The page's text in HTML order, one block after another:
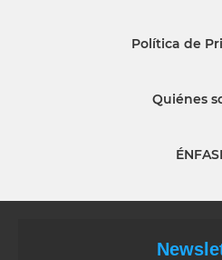
Política de
Quiénes